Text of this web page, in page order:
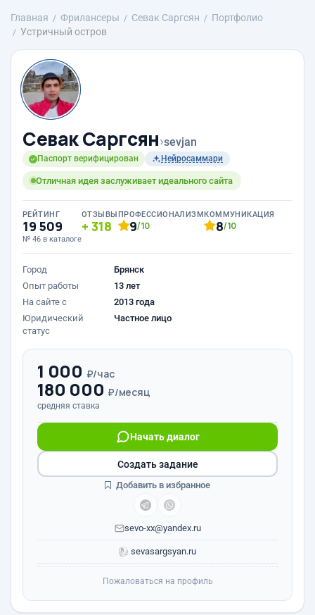
Главная Фрилансеры Севак Саргсян
Портфолио
Устричный остров
Севак Саргсян›sevjan
Паспорт верифицирован Нейросаммари
Отличная идея заслуживает идеального сайта
РЕЙТИНГ
19 509
№ 46 в каталоге
ОТЗЫВЫ
318
ПРОФЕССИОНАЛИЗМ
9/10
КОММУНИКАЦИЯ
8/10
Город
Брянск
Опыт работы
13 лет
На сайте с
2013 года
Юридический
статус
Частное лицо
1 000 ₽/час
180 000 ₽/месяц
средняя ставка
Начать диалог
sevo-xx@yandex.ru
sevasargsyan.ru
Создать задание
Добавить в избранное
Пожаловаться на профиль